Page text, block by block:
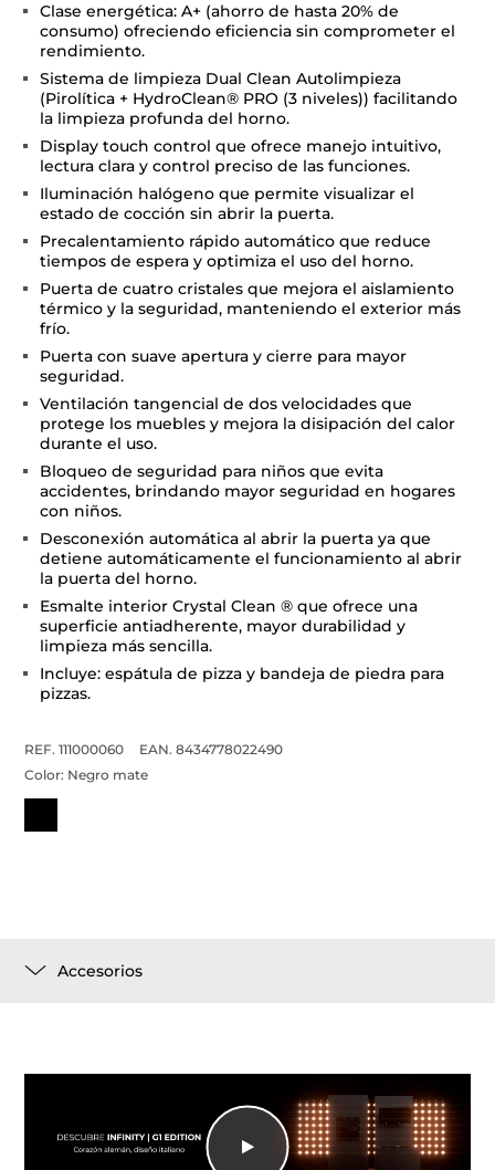
Clase energética: A+ (ahorro de hasta 20% de
consumo) ofreciendo eficiencia sin comprometer el
rendimiento.
Sistema de limpieza Dual Clean Autolimpieza
(Pirolítica + HydroClean® PRO (3 niveles)) facilitando
la limpieza profunda del horno.
Display touch control que ofrece manejo intuitivo,
lectura clara y control preciso de las funciones.
Iluminación halógeno que permite visualizar el
estado de cocción sin abrir la puerta.
Precalentamiento rápido automático que reduce
tiempos de espera y optimiza el uso del horno.
Puerta de cuatro cristales que mejora el aislamiento
térmico y la seguridad, manteniendo el exterior más
frío.
Puerta con suave apertura y cierre para mayor
seguridad.
Ventilación tangencial de dos velocidades que
protege los muebles y mejora la disipación del calor
durante el uso.
Bloqueo de seguridad para niños que evita
accidentes, brindando mayor seguridad en hogares
con niños.
Desconexión automática al abrir la puerta ya que
detiene automáticamente el funcionamiento al abrir
la puerta del horno.
Esmalte interior Crystal Clean ® que ofrece una
superficie antiadherente, mayor durabilidad y
limpieza más sencilla.
Incluye: espátula de pizza y bandeja de piedra para
pizzas.
REF. 111000060
EAN. 8434778022490
Color: Negro mate
Accesorios